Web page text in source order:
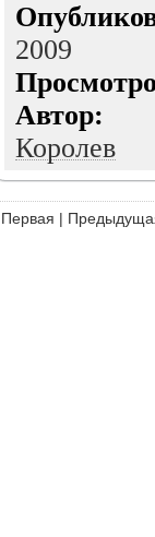
2009
Королев
Первая |